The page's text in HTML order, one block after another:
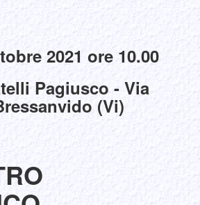
2021 ore 10.00
Pagiusco - Via
(Vi)